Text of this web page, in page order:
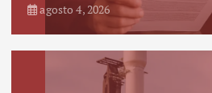
agosto 4, 2026